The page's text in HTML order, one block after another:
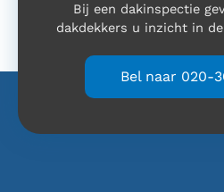
Bij een dakinspectie
dakdekkers u inzicht in
Bel naar 020-